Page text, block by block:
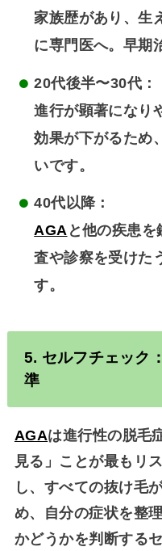
家族歴があり、生
に専門医へ。早期
20代後半〜30代 ：
進行が顕著になり
効果が下がるため
いです。
40代以降：
AGA と他の疾患
査や診察を受けた
す。
5. セルフチェック
準
AGAは進行性の脱毛
見る」ことが最もリ
し、すべての抜け毛
め、自分の症状を整
かどうかを判断する